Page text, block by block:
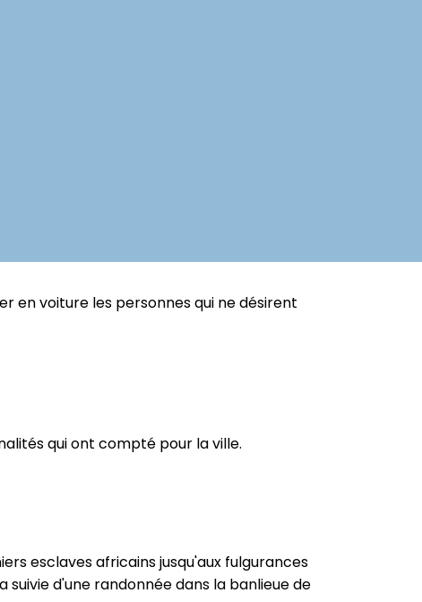
en voiture les personnes qui ne désirent
qui ont compté pour la ville.
esclaves africains jusqu'aux fulgurances
suivie d'une randonnée dans la banlieue de